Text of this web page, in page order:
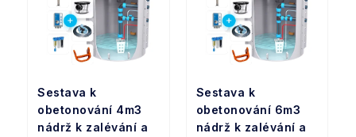
Sestava k
obetonování 4m3
nádrž k zalévání a
Sestava k
obetonování 6m3
nádrž k zalévání a